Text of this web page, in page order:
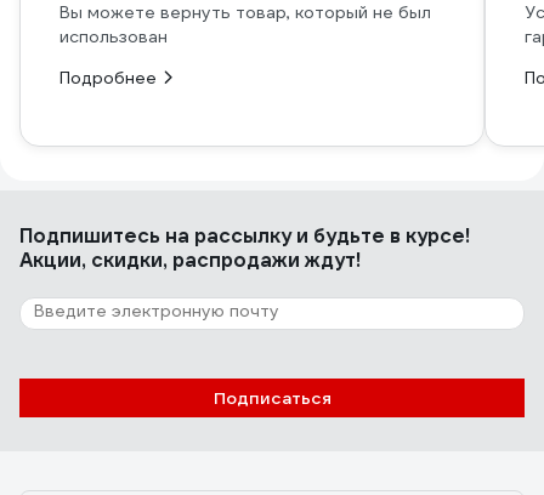
Вы можете вернуть товар, который не был
использован
Подробнее
Подпишитесь на рассылкуи будьте в курсе!
Акции, скидки, распродажи ждут!
Подписаться